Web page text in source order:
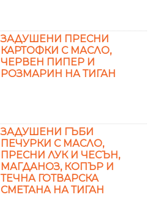
ЗАДУШЕНИ ПРЕСНИ
КАРТОФКИ С МАСЛО,
ЧЕРВЕН ПИПЕР И
РОЗМАРИН НА ТИГАН
ЗАДУШЕНИ ГЪБИ
ПЕЧУРКИ С МАСЛО,
ПРЕСНИ ЛУК И ЧЕСЪН,
МАГДАНОЗ, КОПЪР И
ТЕЧНА ГОТВАРСКА
СМЕТАНА НА ТИГАН